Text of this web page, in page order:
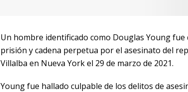
Un hombre identificado como Douglas Young
prisión y cadena perpetua por el asesinato del
Villalba en Nueva York el 29 de marzo de 2021.
Young fue hallado culpable de los delitos de